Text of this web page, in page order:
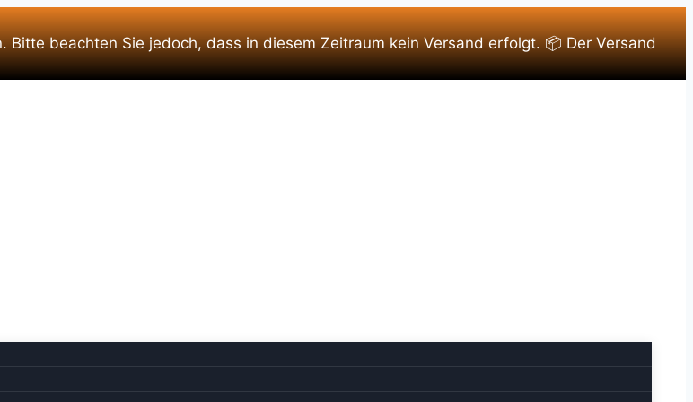
beachten Sie jedoch, dass in diesem Zeitraum kein Versand erfolgt. 📦 Der Versand